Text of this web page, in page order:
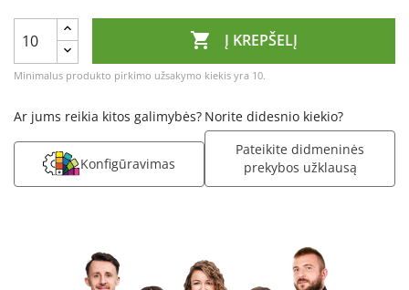
 Į KREPŠELĮ
Minimalus produkto pirkimo užsakymo kiekis yra 10.
Ar jums reikia kitos galimybės?
Konfigūravimas
Norite didesnio kiekio?
Pateikite didmeninės
prekybos užklausą